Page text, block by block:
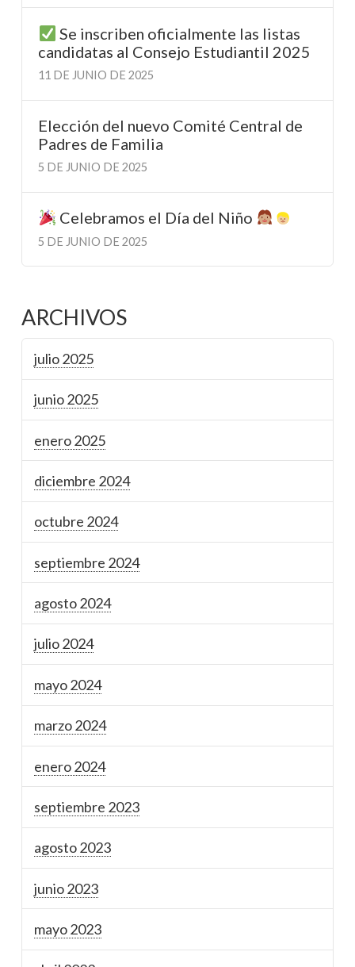
Se inscriben oficialmente las listas
candidatas al Consejo Estudiantil 2025
11 DE JUNIO DE 2025
Elección del nuevo Comité Central de
Padres de Familia
5 DE JUNIO DE 2025
Celebramos el Día del Niño
5 DE JUNIO DE 2025
ARCHIVOS
julio 2025
junio 2025
enero 2025
diciembre 2024
octubre 2024
septiembre 2024
agosto 2024
julio 2024
mayo 2024
marzo 2024
enero 2024
septiembre 2023
agosto 2023
junio 2023
mayo 2023